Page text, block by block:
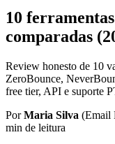
10
comparadas
Review honesto de 10
ZeroBounce,
free tier, API e suporte
Por Maria Silva (Email
min de leitura